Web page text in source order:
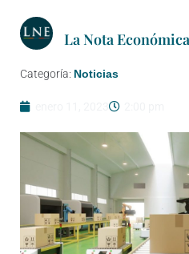
La Nota Económica
Categoría: Noticias